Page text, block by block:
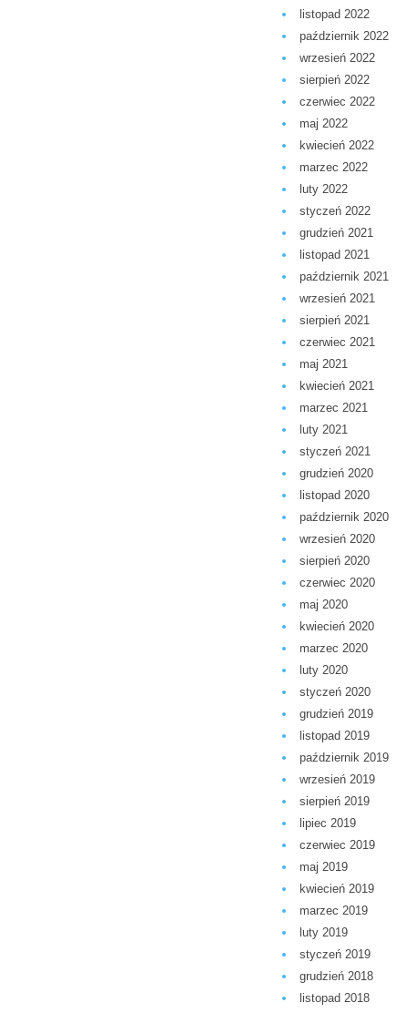
listopad 2022
październik 2022
wrzesień 2022
sierpień 2022
czerwiec 2022
maj 2022
kwiecień 2022
marzec 2022
luty 2022
styczeń 2022
grudzień 2021
listopad 2021
październik 2021
wrzesień 2021
sierpień 2021
czerwiec 2021
maj 2021
kwiecień 2021
marzec 2021
luty 2021
styczeń 2021
grudzień 2020
listopad 2020
październik 2020
wrzesień 2020
sierpień 2020
czerwiec 2020
maj 2020
kwiecień 2020
marzec 2020
luty 2020
styczeń 2020
grudzień 2019
listopad 2019
październik 2019
wrzesień 2019
sierpień 2019
lipiec 2019
czerwiec 2019
maj 2019
kwiecień 2019
marzec 2019
luty 2019
styczeń 2019
grudzień 2018
listopad 2018